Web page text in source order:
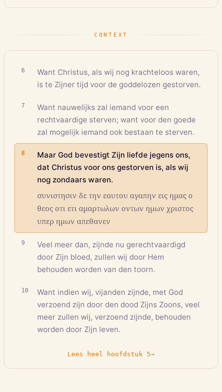
CONTEXT
6
Want Christus, als wij nog krachteloos waren,
is te Zijner tijd voor de goddelozen gestorven.
7
Want nauwelijks zal iemand voor een
rechtvaardige sterven; want voor den goede
zal mogelijk iemand ook bestaan te sterven.
8
Maar God bevestigt Zijn liefde jegens ons,
dat Christus voor ons gestorven is, als wij
nog zondaars waren.
συνιστησιν δε την εαυτου αγαπην εις ημας ο
θεος οτι ετι αμαρτωλων οντων ημων χριστος
υπερ ημων απεθανεν
9
Veel meer dan, zijnde nu gerechtvaardigd
door Zijn bloed, zullen wij door Hem
behouden worden van den toorn.
10
Want indien wij, vijanden zijnde, met God
verzoend zijn door den dood Zijns Zoons, veel
meer zullen wij, verzoend zijnde, behouden
worden door Zijn leven.
Lees heel hoofdstuk 5→